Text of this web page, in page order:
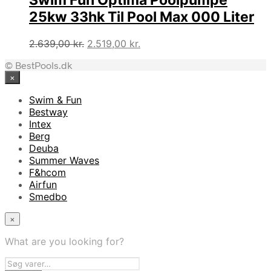
25kw 33hk Til Pool Max 000 Liter
2.639,00kr. Den
2.519,00 kr.
© BestPools.dk
×
Swim & Fun
Bestway
Intex
Berg
Deuba
Summer Waves
F&hcom
Airfun
Smedbo
×
What are you looking for?